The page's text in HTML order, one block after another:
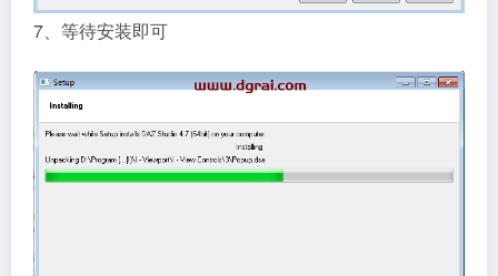
7、等待安装即可